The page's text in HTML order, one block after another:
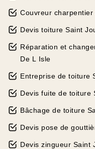
Couvreur
Devis toiture Saint
Réparation et
De L Isle
Entreprise de toiture
Devis fuite de toiture
Bâchage de toiture
Devis pose de
Devis zingueur Saint